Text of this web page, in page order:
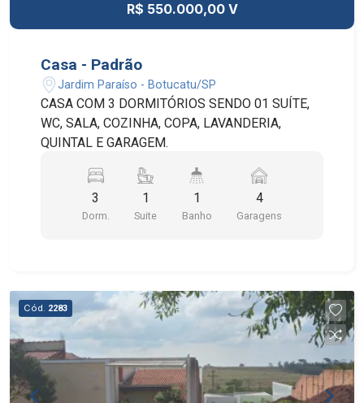
R$ 550.000,00 V
Casa - Padrão
Jardim Paraíso - Botucatu/SP
CASA COM 3 DORMITÓRIOS SENDO 01 SUÍTE,
WC, SALA, COZINHA, COPA, LAVANDERIA,
QUINTAL E GARAGEM.
3
Dorm.
1
Suite
1
Banho
4
Garagens
Cód. 2283